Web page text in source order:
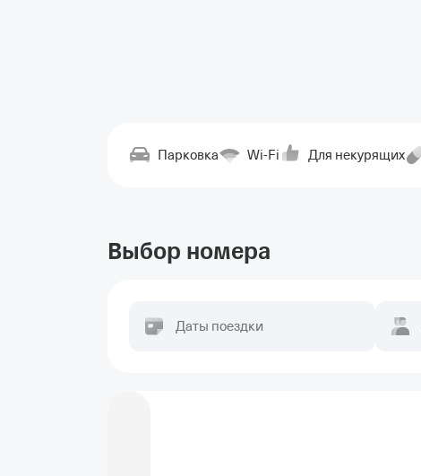
Парковка Wi-Fi Для некурящих
Выбор номера
Даты поездки